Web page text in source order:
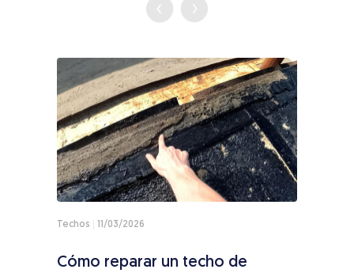
Techos 11/03/2026
Cómo reparar un techo de